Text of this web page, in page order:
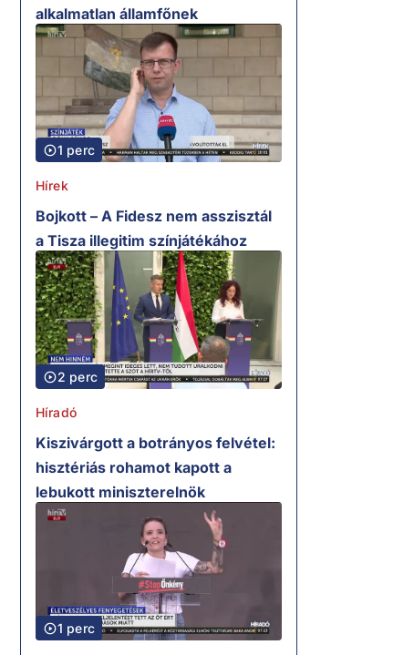
alkalmatlan államfőnek
1 perc
Hírek
Bojkott – A Fidesz nem asszisztál
a Tisza illegitim színjátékához
2 perc
Híradó
Kiszivárgott a botrányos felvétel:
hisztériás rohamot kapott a
lebukott miniszterelnök
1 perc